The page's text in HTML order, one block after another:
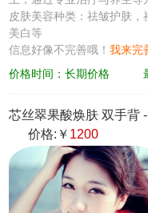
皮肤美容种类：祛皱护肤
美白等
信息好像不完善哦！我来完
价格时间：长期价格
芯丝翠果酸焕肤 双手背
价格:￥ 1200